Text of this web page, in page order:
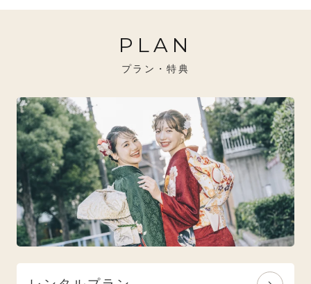
20万円～26万円未満
26万円～31万円未満
クール
ナチュラル
イエベ秋におすすめ
ブルべ夏におすすめ
ブルべ冬におすすめ
特選技法
オリジナルブランド
人気モデルブランド
PLAN
プラン・特典